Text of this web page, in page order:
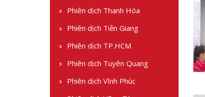
Phiên dịch Thanh Hóa
Phiên dịch Tiền Giang
Phiên dịch TP.HCM
Phiên dịch Tuyên Quang
Phiên dịch Vĩnh Phúc